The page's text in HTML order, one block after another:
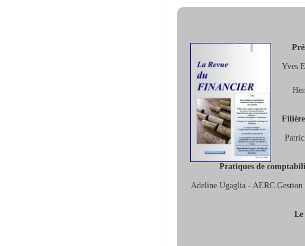
Yves
Pratiques de
Adeline Ugaglia - AERC
Le